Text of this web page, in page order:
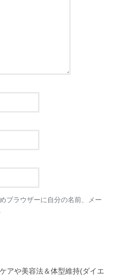
ブラウザーに自分の名前、メー
アや美容法＆体型維持(ダイエ